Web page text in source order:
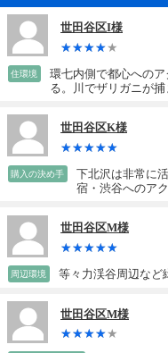
世田谷区I様
住環境
環七内側で都心への
る。川でザリガニが捕
世田谷区K様
購入の決め手
下北沢は非常に
宿・渋谷へのア
世田谷区M様
周辺環境 等々力渓谷周辺など
世田谷区M様